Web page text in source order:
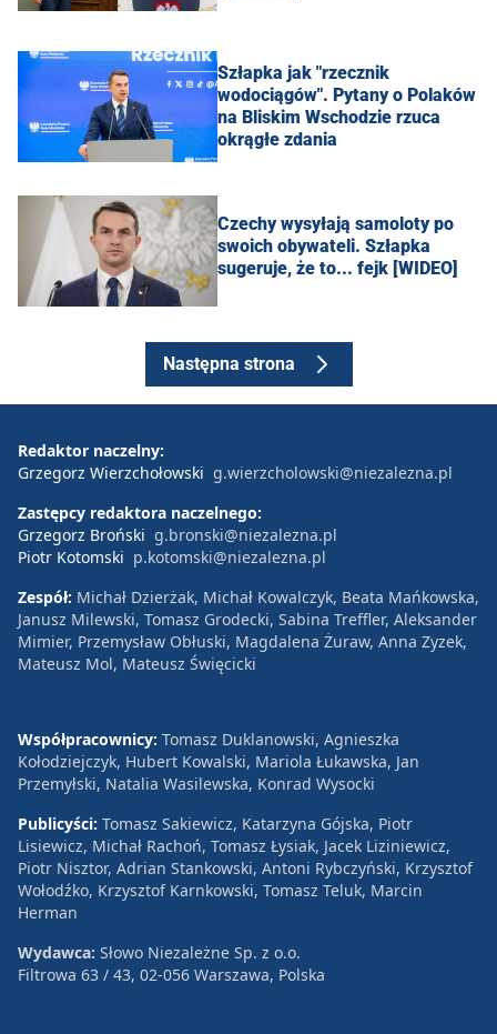
Szłapka jak "rzecznik
wodociągów". Pytany o Polaków
na Bliskim Wschodzie rzuca
okrągłe zdania
Czechy wysyłają samoloty po
swoich obywateli. Szłapka
sugeruje, że to... fejk [WIDEO]
Następna strona
Redaktor naczelny:
Grzegorz Wierzchołowski g.wierzcholowski@niezalezna.pl
Zastępcy redaktora naczelnego:
Grzegorz Broński g.bronski@niezalezna.pl
Piotr Kotomski p.kotomski@niezalezna.pl
Zespół: Michał Dzierżak, Michał Kowalczyk, Beata Mańkowska,
Janusz Milewski, Tomasz Grodecki, Sabina Treffler, Aleksander
Mimier, Przemysław Obłuski, Magdalena Żuraw, Anna Zyzek,
Mateusz Mol, Mateusz Święcicki
Współpracownicy: Tomasz Duklanowski, Agnieszka
Kołodziejczyk, Hubert Kowalski, Mariola Łukawska, Jan
Przemyłski, Natalia Wasilewska, Konrad Wysocki
Publicyści: Tomasz Sakiewicz, Katarzyna Gójska, Piotr
Lisiewicz, Michał Rachoń, Tomasz Łysiak, Jacek Liziniewicz,
Piotr Nisztor, Adrian Stankowski, Antoni Rybczyński, Krzysztof
Wołodźko, Krzysztof Karnkowski, Tomasz Teluk, Marcin
Herman
Wydawca: Słowo Niezależne Sp. z o.o.
Filtrowa 63 / 43, 02-056 Warszawa, Polska